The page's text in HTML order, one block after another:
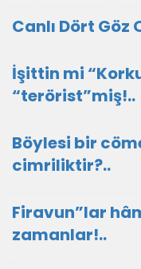
Canlı Dört Göz
İşittin mi
“terörist”miş!..
Böylesi bir
cimriliktir?..
Firavun”lar
zamanlar!..